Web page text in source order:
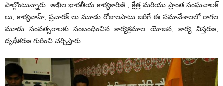
పాల్గొంటున్నారు. అఖిల భారతీయ కార్యకారిణి , క్షేత్ర మరియు ప్రాంత సంఘచాలక్
లు, కార్యవాహ్, ప్రచారక్ లు మూడు రోజులపాటు జరిగే ఈ సమావేశాలలో రాగల
మూడు సంవత్సరాలకు సంబంధించిన కార్యక్రమాల యోజన, కార్య విస్తరణ,
దృఢీకరణ గురించి చర్చిస్తారు.